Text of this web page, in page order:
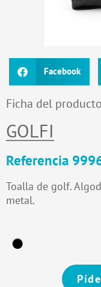
Facebook
Ficha del producto
GOLFI
Referencia
Toalla de golf.
metal.